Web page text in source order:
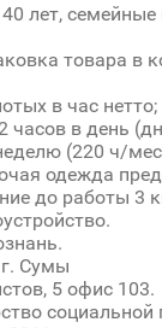
лет, семейные
товара в
в час нетто;
часов в день
(220 ч/
одежда
до работы 3
Сумы
5 офис 103.